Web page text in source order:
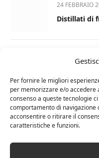
Per fornire le migliori
per memorizzare e/o accedere
consenso a queste tecnologie
comportamento di navigazione
acconsentire o ritirare il
caratteristiche e funzioni.
24 FEBBRAIO
Distillati di
La
distillati e
1 APRILE 2024
Differenza
curiosità